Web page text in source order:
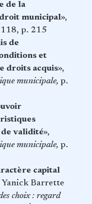
de la
municipal»,
p. 215
de
et
droits acquis»,
municipale, p.
validité»,
municipale, p.
capital
Yanick Barrette
choix : regard